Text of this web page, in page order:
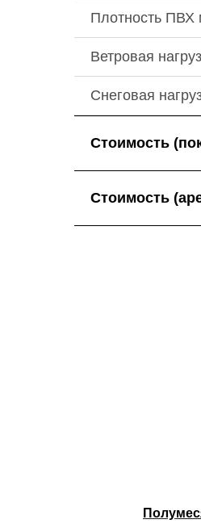
Плотность ПВХ
Ветровая
Снеговая
Стоимость
Стоимость